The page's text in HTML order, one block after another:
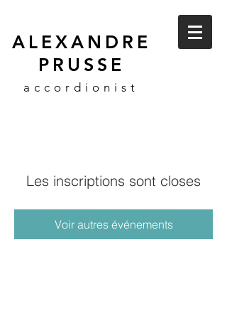
ALEXANDRE
PRUSSE
accordionist
Les inscriptions sont closes
Voir autres événements